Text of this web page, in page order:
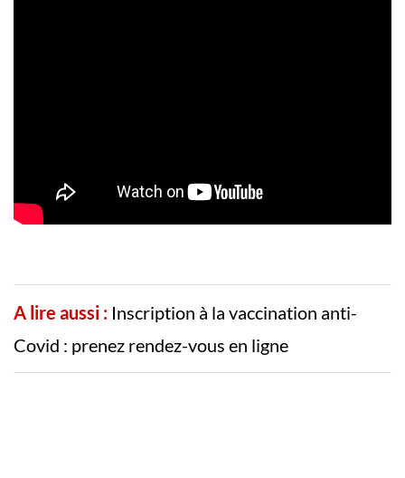
A lire aussi : Inscription à la vaccination anti-
Covid : prenez rendez-vous en ligne